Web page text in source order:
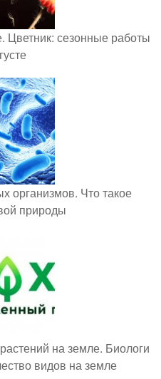
Цветник: сезонные работы
организмов. Что такое
природы
на земле. Биологи
видов на земле